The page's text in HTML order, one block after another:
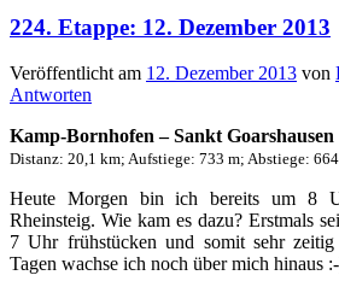
224. Etappe: 12. Dezember 2013
Veröffentlicht am 12. Dezember 2013 von
Antworten
Kamp-Bornhofen – Sankt Goarshausen
Distanz: 20,1 km; Aufstiege: 733 m; Abstiege:
Heute Morgen bin ich bereits um 8
Rheinsteig. Wie kam es dazu? Erstmals
7 Uhr frühstücken und somit sehr
Tagen wachse ich noch über mich hinaus